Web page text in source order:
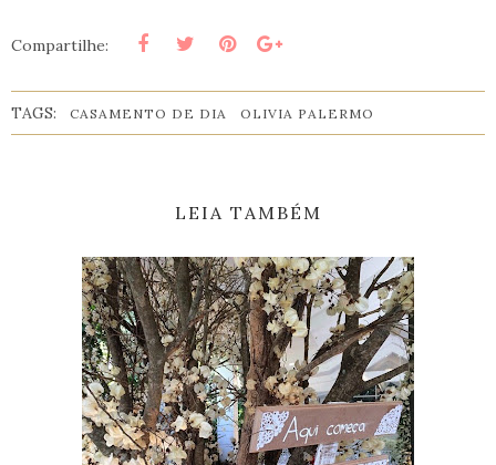
Compartilhe:
TAGS: CASAMENTO DE DIA OLIVIA PALERMO
LEIA TAMBÉM